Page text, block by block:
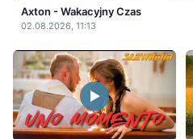
Axton - Wakacyjny Czas
02.08.2026, 11:13